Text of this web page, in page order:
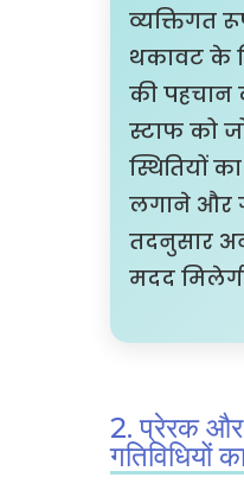
व्यक्तिगत
थकावट के
की
स्टाफ को
स्थितियों
लगाने और
तदनुसार
मदद
2. प्रेरक और
गतिविधियों